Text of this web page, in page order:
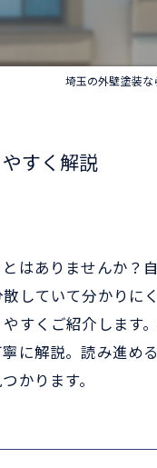
埼玉の外壁塗装
すく解説
はありませんか
していて分かり
すくご紹介します
に解説。読み進
かります。